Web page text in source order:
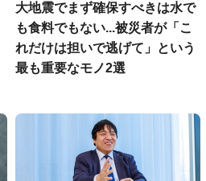
大地震でまず確保すべきは水で
も食料でもない...被災者が「こ
れだけは担いで逃げて」という
最も重要なモノ2選